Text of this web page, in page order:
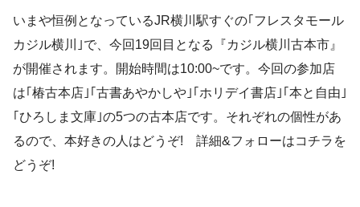
いまや恒例となっているJR横川駅すぐの｢フレスタモール
カジル横川｣で、今回19回目となる『カジル横川古本市』
が開催されます。開始時間は10:00~です。今回の参加店
は｢椿古本店｣｢古書あやかしや｣｢ホリデイ書店｣｢本と自由｣
｢ひろしま文庫｣の5つの古本店です。それぞれの個性があ
るので、本好きの人はどうぞ! 詳細&フォローはコチラを
どうぞ!